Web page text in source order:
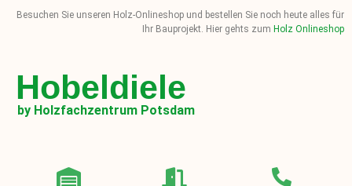
Besuchen Sie unseren Holz-Onlineshop und bestellen Sie noch heute alles für
Ihr Bauprojekt. Hier gehts zum Holz Onlineshop
Hobeldiele
by Holzfachzentrum Potsdam